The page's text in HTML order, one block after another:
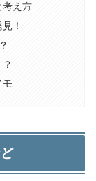
考え方
！
モ